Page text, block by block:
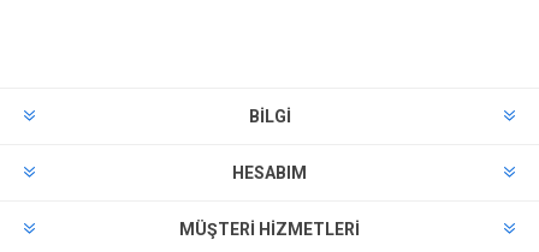
BILGI
HESABIM
MÜŞTERI HIZMETLERI